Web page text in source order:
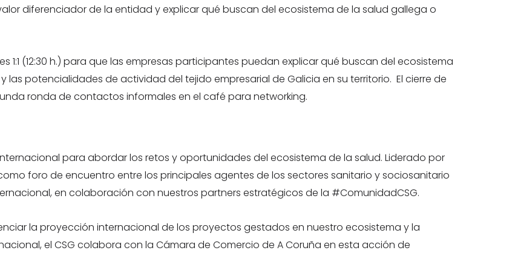
diferenciador de la entidad y explicar qué buscan del ecosistema de la salud gallega o
1:1 (12:30 h.) para que las empresas participantes puedan explicar qué buscan del ecosistema
potencialidades de actividad del tejido empresarial de Galicia en su territorio. El cierre de
ronda de contactos informales en el café para networking.
para abordar los retos y oportunidades del ecosistema de la salud. Liderado por
foro de encuentro entre los principales agentes de los sectores sanitario y sociosanitario
en colaboración con nuestros partners estratégicos de la #ComunidadCSG.
la proyección internacional de los proyectos gestados en nuestro ecosistema y la
el CSG colabora con la Cámara de Comercio de A Coruña en esta acción de